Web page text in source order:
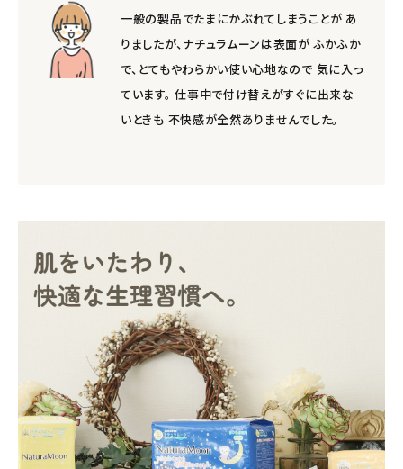
一般の製品でたまにかぶれてしまうことが あ
りましたが、ナチュラムーンは表面が ふかふか
で、とてもやわらかい使い心地なので 気に入っ
ています。 仕事中で付け替えがすぐに出来な
いときも 不快感が全然ありませんでした。